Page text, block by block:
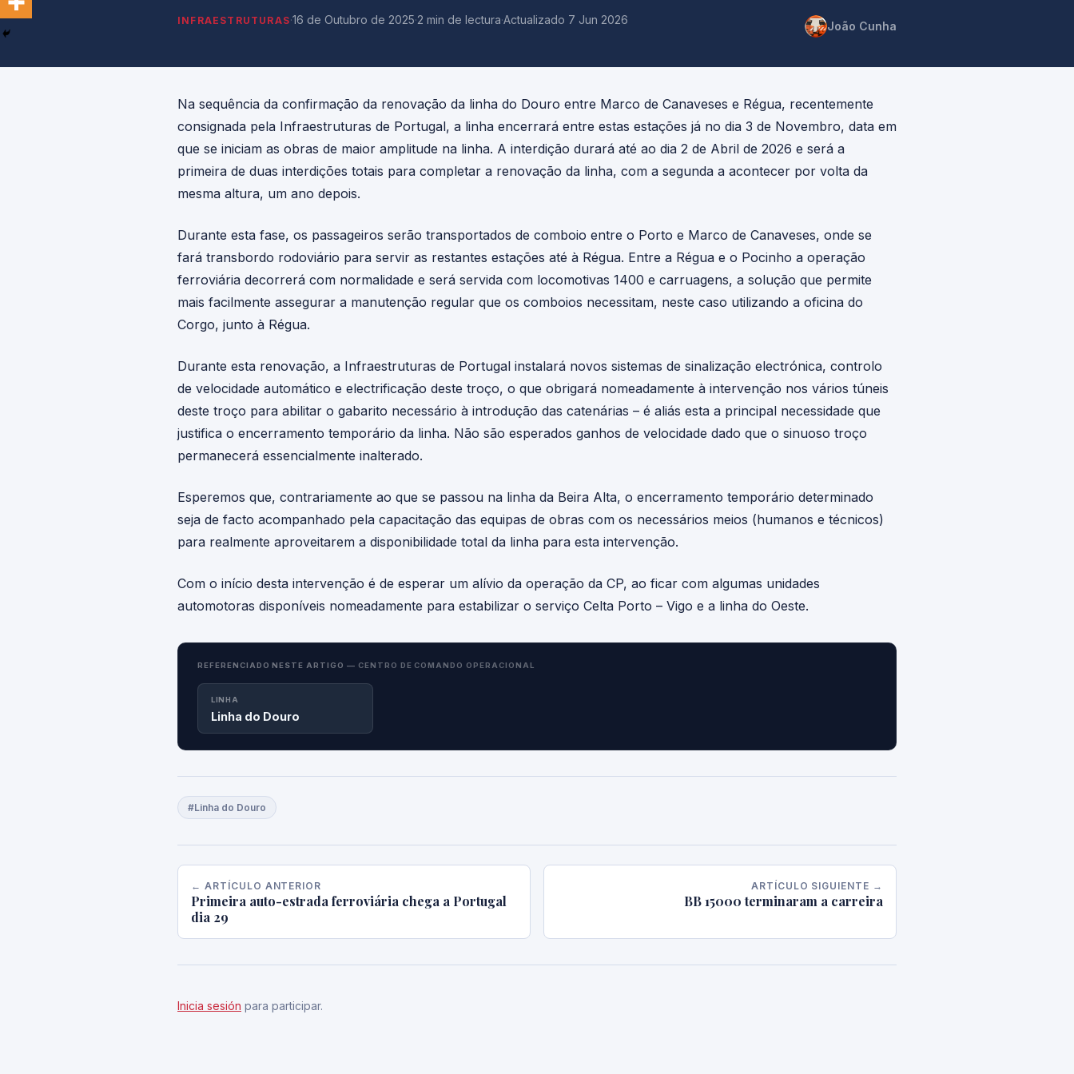
INFRAESTRUTURAS·16 de Outubro de 2025·2 min de lectura·Actualizado 7 Jun 2026 João Cunha
Na sequência da confirmação da renovação da linha do Douro entre Marco de Canaveses e Régua, recentemente
consignada pela Infraestruturas de Portugal, a linha encerrará entre estas estações já no dia 3 de Novembro, data em
que se iniciam as obras de maior amplitude na linha. A interdição durará até ao dia 2 de Abril de 2026 e será a
primeira de duas interdições totais para completar a renovação da linha, com a segunda a acontecer por volta da
mesma altura, um ano depois.
Durante esta fase, os passageiros serão transportados de comboio entre o Porto e Marco de Canaveses, onde se
fará transbordo rodoviário para servir as restantes estações até à Régua. Entre a Régua e o Pocinho a operação
ferroviária decorrerá com normalidade e será servida com locomotivas 1400 e carruagens, a solução que permite
mais facilmente assegurar a manutenção regular que os comboios necessitam, neste caso utilizando a oficina do
Corgo, junto à Régua.
Durante esta renovação, a Infraestruturas de Portugal instalará novos sistemas de sinalização electrónica, controlo
de velocidade automático e electrificação deste troço, o que obrigará nomeadamente à intervenção nos vários túneis
deste troço para abilitar o gabarito necessário à introdução das catenárias – é aliás esta a principal necessidade que
justifica o encerramento temporário da linha. Não são esperados ganhos de velocidade dado que o sinuoso troço
permanecerá essencialmente inalterado.
Esperemos que, contrariamente ao que se passou na linha da Beira Alta, o encerramento temporário determinado
seja de facto acompanhado pela capacitação das equipas de obras com os necessários meios (humanos e técnicos)
para realmente aproveitarem a disponibilidade total da linha para esta intervenção.
Com o início desta intervenção é de esperar um alívio da operação da CP, ao ficar com algumas unidades
automotoras disponíveis nomeadamente para estabilizar o serviço Celta Porto – Vigo e a linha do Oeste.
REFERENCIADO NESTE ARTIGO — CENTRO DE COMANDO OPERACIONAL
LINHA
Linha do Douro
#Linha do Douro
← ARTÍCULO ANTERIOR
Primeira auto-estrada ferroviária chega a Portugal
dia 29
ARTÍCULO SIGUIENTE →
BB 15000 terminaram a carreira
Inicia sesión para participar.